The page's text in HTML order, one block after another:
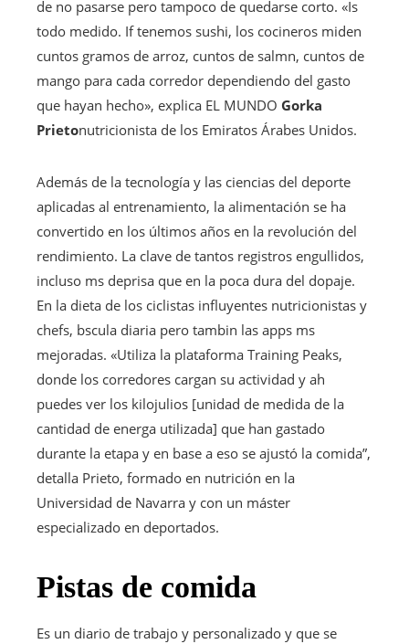
de no pasarse pero tampoco de quedarse corto. «Is
todo medido. If tenemos sushi, los cocineros miden
cuntos gramos de arroz, cuntos de salmn, cuntos de
mango para cada corredor dependiendo del gasto
que hayan hecho», explica EL MUNDO Gorka
Prietonutricionista de los Emiratos Árabes Unidos.
Además de la tecnología y las ciencias del deporte
aplicadas al entrenamiento, la alimentación se ha
convertido en los últimos años en la revolución del
rendimiento. La clave de tantos registros engullidos,
incluso ms deprisa que en la poca dura del dopaje.
En la dieta de los ciclistas influyentes nutricionistas y
chefs, bscula diaria pero tambin las apps ms
mejoradas. «Utiliza la plataforma Training Peaks,
donde los corredores cargan su actividad y ah
puedes ver los kilojulios [unidad de medida de la
cantidad de energa utilizada] que han gastado
durante la etapa y en base a eso se ajustó la comida”,
detalla Prieto, formado en nutrición en la
Universidad de Navarra y con un máster
especializado en deportados.
Pistas de comida
Es un diario de trabajo y personalizado y que se